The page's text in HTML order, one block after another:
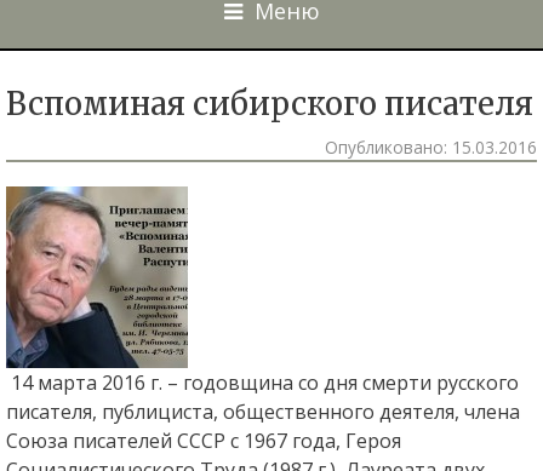
Меню
Вспоминая сибирского писателя
Опубликовано: 15.03.2016
14 марта 2016 г. – годовщина со дня смерти русского
писателя, публициста, общественного деятеля, члена
Союза писателей СССР с 1967 года, Героя